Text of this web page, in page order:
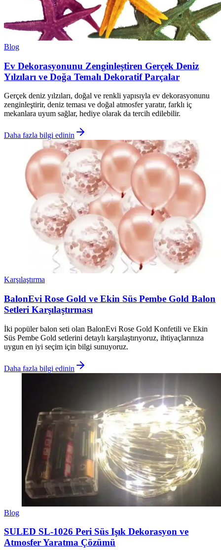
Blog
Ev Dekorasyonunu Zenginleştiren Gerçek Deniz
Yılzıları ve Doğa Temalı Dekoratif Parçalar
Gerçek deniz yılzıları, doğal ve renkli yapısıyla ev dekorasyonunu
zenginleştirir, deniz teması ve doğal atmosfer yaratır, farklı iç
mekanlara uyum sağlar, hediye olarak da tercih edilebilir.
Daha fazla bilgi edinin
Karşılaştırma
BalonEvi Rose Gold ve Ekin Süs Pembe Gold Balon
Setleri Karşılaştırması
İki popüler balon seti olan BalonEvi Rose Gold Konfetili ve Ekin
Süs Pembe Gold setlerini detaylı karşılaştırıyoruz, ihtiyaçlarınıza
uygun en iyi seçim için bilgi sunuyoruz.
Daha fazla bilgi edinin
Blog
SULED SL-1026 Peri Süs Işık Dekorasyon ve
Atmosfer Yaratma Çözümü